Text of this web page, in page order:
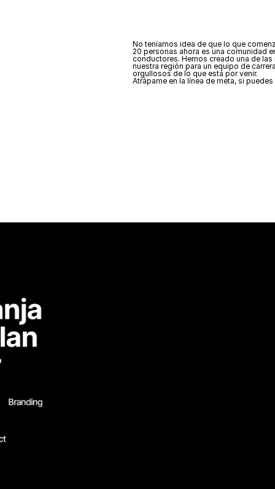
No teníamos idea de que lo que
20 personas ahora es una comunidad
conductores. Hemos creado una de
nuestra región para un equipo de
orgullosos de lo que está por venir.
Atrápame en la línea de meta, si puedes
Branding